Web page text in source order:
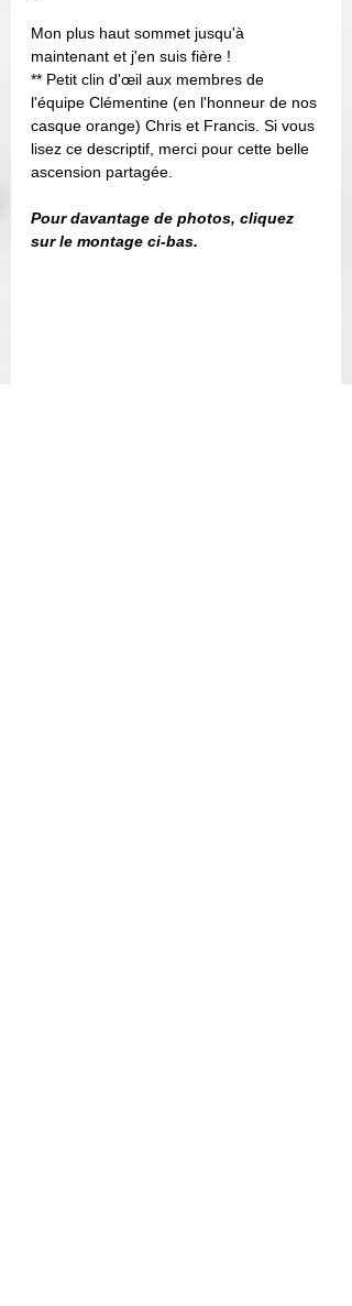
Mon plus haut sommet jusqu'à
maintenant et j'en suis fière !
** Petit clin d'œil aux membres de
l'équipe Clémentine (en l'honneur de nos
casque orange) Chris et Francis. Si vous
lisez ce descriptif, merci pour cette belle
ascension partagée.
Pour davantage de photos, cliquez
sur le montage ci-bas.